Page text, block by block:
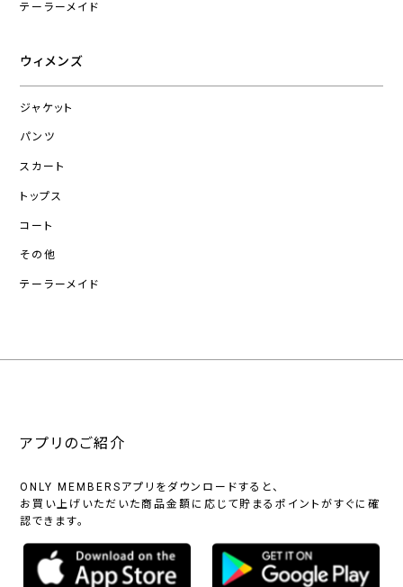
テーラーメイド
ウィメンズ
ジャケット
パンツ
スカート
トップス
コート
その他
テーラーメイド
アプリのご紹介
ONLY MEMBERSアプリをダウンロードすると、
お買い上げいただいた商品金額に応じて貯まるポイントがすぐに確
認できます。